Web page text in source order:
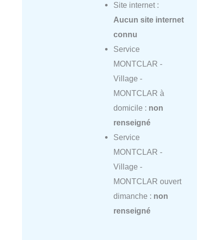
Site internet :
Aucun site internet
connu
Service
MONTCLAR -
Village -
MONTCLAR à
domicile : non
renseigné
Service
MONTCLAR -
Village -
MONTCLAR ouvert
dimanche : non
renseigné